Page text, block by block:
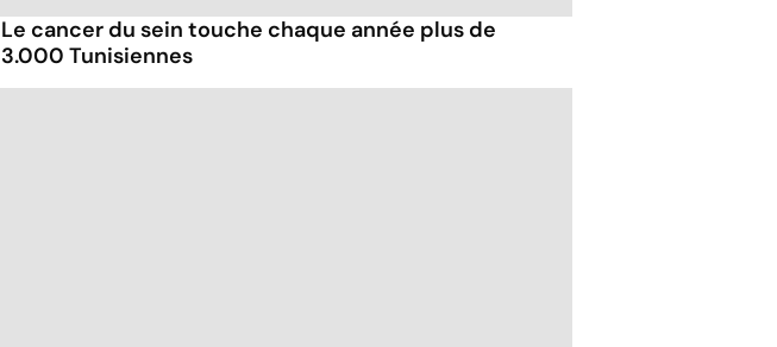
Le cancer du sein touche chaque année plus de
3.000 Tunisiennes